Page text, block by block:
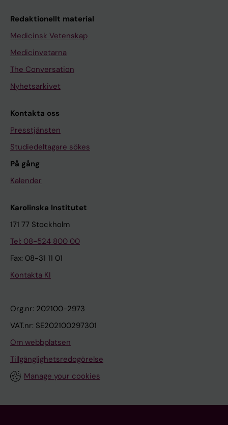
Redaktionellt material
Medicinsk Vetenskap
Medicinvetarna
The Conversation
Nyhetsarkivet
Kontakta oss
Presstjänsten
Studiedeltagare sökes
På gång
Kalender
Karolinska Institutet
171 77 Stockholm
Tel: 08-524 800 00
Fax: 08-31 11 01
Kontakta KI
Org.nr: 202100-2973
VAT.nr: SE202100297301
Om webbplatsen
Tillgänglighetsredogörelse
Manage your cookies